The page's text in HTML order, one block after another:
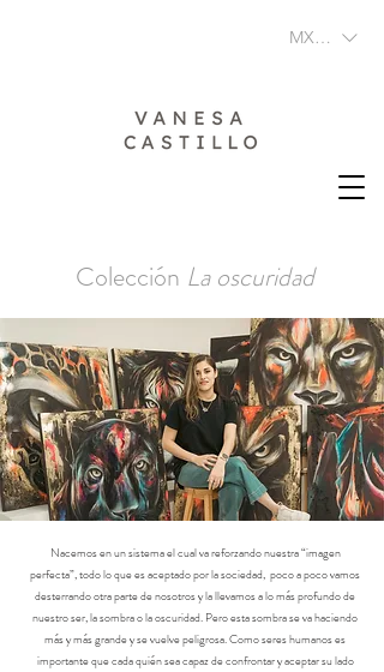
MXN ($)
Colección La oscuridad
Nacemos en un sistema el cual va reforzando nuestra “imagen
perfecta”, todo lo que es aceptado por la sociedad, poco a poco vamos
desterrando otra parte de nosotros y la llevamos a lo más profundo de
nuestro ser, la sombra o la oscuridad. Pero esta sombra se va haciendo
más y más grande y se vuelve peligrosa. Como seres humanos es
importante que cada quién sea capaz de confrontar y aceptar su lado